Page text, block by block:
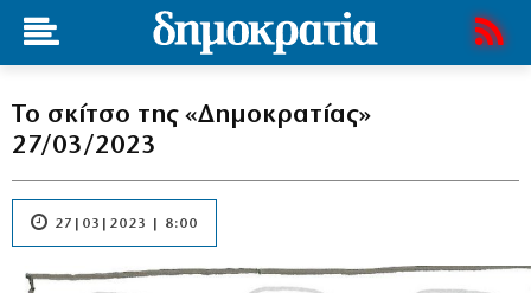
Το σκίτσο της «Δημοκρατίας»
27/03/2023
27|03|2023 | 8:00